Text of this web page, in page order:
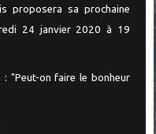
proposera sa prochaine
24 janvier 2020 à 19
"Peut-on faire le bonheur